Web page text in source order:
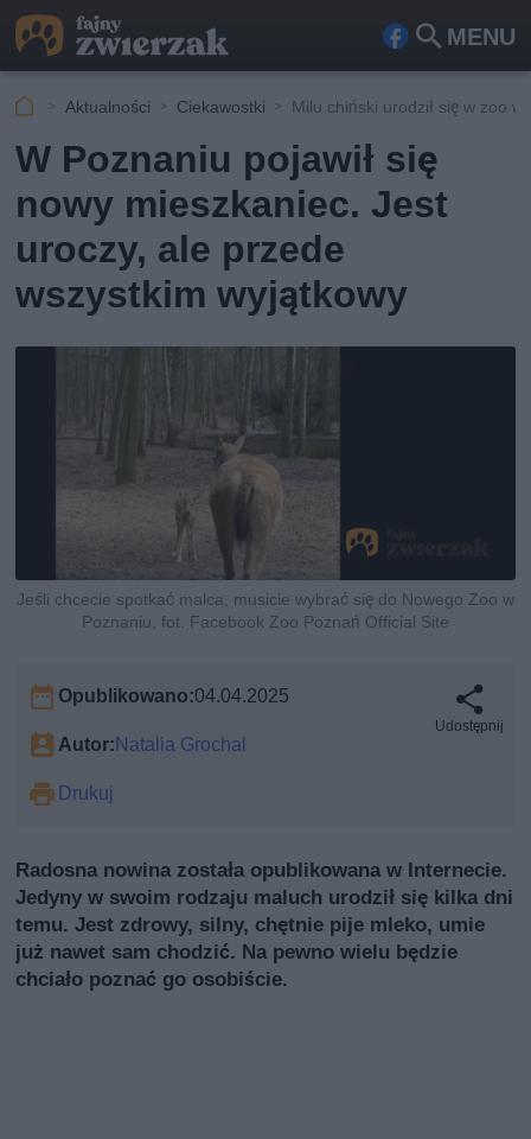
MENU
Fa
ook
Szu
kaj
Aktualności Ciekawostki Milu chiński urodził się w zoo w
W Poznaniu pojawił się
nowy mieszkaniec. Jest
uroczy, ale przede
wszystkim wyjątkowy
Jeśli chcecie spotkać malca, musicie wybrać się do Nowego Zoo w
Poznaniu, fot. Facebook Zoo Poznań Official Site
Opublikowano:04.04.2025
Autor:Natalia Grochal
Drukuj
Udostępnij
Radosna nowina została opublikowana w Internecie.
Jedyny w swoim rodzaju maluch urodził się kilka dni
temu. Jest zdrowy, silny, chętnie pije mleko, umie
już nawet sam chodzić. Na pewno wielu będzie
chciało poznać go osobiście.